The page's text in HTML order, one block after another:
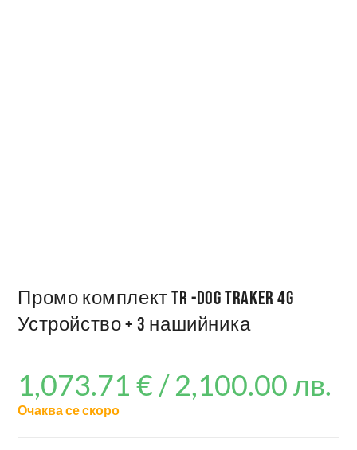
Промо комплект TR -Dog Traker 4G
Устройство + 3 нашийника
1,073.71€/ 2,100.00 лв.